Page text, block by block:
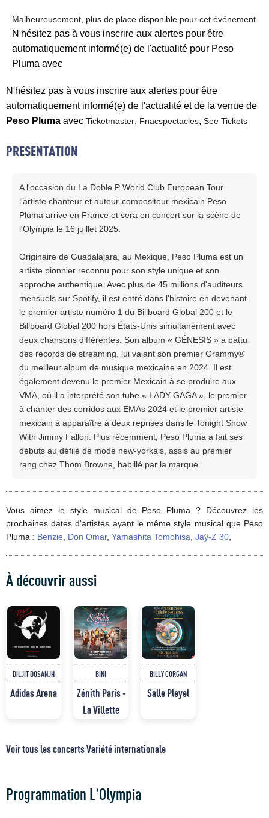
Malheureusement, plus de place disponible pour cet événement
N'hésitez pas à vous inscrire aux alertes pour être
automatiquement informé(e) de l'actualité pour Peso
Pluma avec
N'hésitez pas à vous inscrire aux alertes pour être
automatiquement informé(e) de l'actualité et de la venue de
Peso Pluma avec Ticketmaster, Fnacspectacles, See Tickets
PRESENTATION
A l'occasion du La Doble P World Club European Tour
l'artiste chanteur et auteur-compositeur mexicain Peso
Pluma arrive en France et sera en concert sur la scène de
l'Olympia le 16 juillet 2025.
Originaire de Guadalajara, au Mexique, Peso Pluma est un
artiste pionnier reconnu pour son style unique et son
approche authentique. Avec plus de 45 millions d'auditeurs
mensuels sur Spotify, il est entré dans l'histoire en devenant
le premier artiste numéro 1 du Billboard Global 200 et le
Billboard Global 200 hors États-Unis simultanément avec
deux chansons différentes. Son album « GÉNESIS » a battu
des records de streaming, lui valant son premier Grammy®
du meilleur album de musique mexicaine en 2024. Il est
également devenu le premier Mexicain à se produire aux
VMA, où il a interprété son tube « LADY GAGA », le premier
à chanter des corridos aux EMAs 2024 et le premier artiste
mexicain à apparaître à deux reprises dans le Tonight Show
With Jimmy Fallon. Plus récemment, Peso Pluma a fait ses
débuts au défilé de mode new-yorkais, assis au premier
rang chez Thom Browne, habillé par la marque.
Vous aimez le style musical de Peso Pluma ? Découvrez les
prochaines dates d'artistes ayant le même style musical que Peso
Pluma : Benzie Don Omar, Yamashita Tomohisa Jaÿ-Z 30
À découvrir aussi
DILJIT DOSANJH
Adidas Arena
BINI
Zénith Paris -
La Villette
BILLY CORGAN
Salle Pleyel
Voir tous les concerts Variété internationale
Programmation L'Olympia